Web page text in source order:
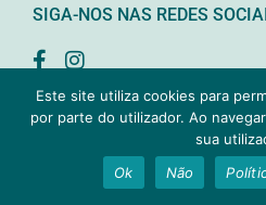
SIGA-NOS NAS REDES
Este site utiliza cookies para
por parte do utilizador. Ao
sua
Ok
Não